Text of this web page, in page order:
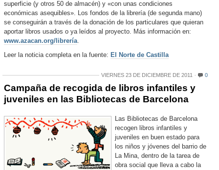
superficie (y otros 50 de almacén) y «con unas condiciones
económicas asequibles». Los fondos de la librería (de segunda mano)
se conseguirán a través de la donación de los particulares que quieran
aportar libros usados o ya leídos al proyecto. Más información en:
www.azacan.org/librería.
Leer la noticia completa en la fuente: El Norte de Castilla
VIERNES 23 DE DICIEMBRE DE 2011 0
Campaña de recogida de libros infantiles y
juveniles en las Bibliotecas de Barcelona
Las Bibliotecas de Barcelona
recogen libros infantiles y
juveniles en buen estado para
los niños y jóvenes del barrio de
La Mina, dentro de la tarea de
obra social que lleva a cabo la